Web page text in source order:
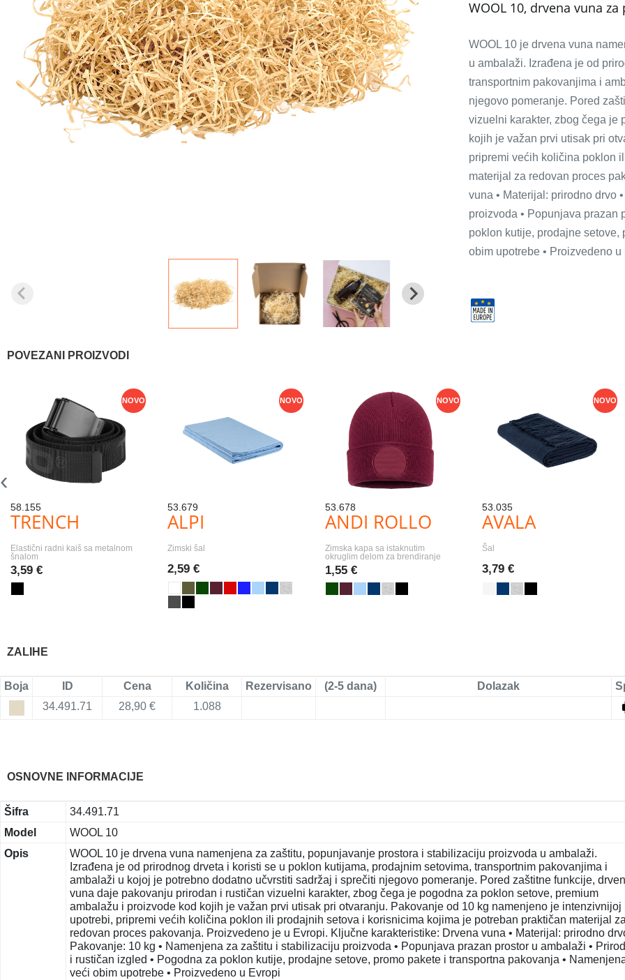
WOOL 10, drvena vuna
WOOL 10 je drvena vuna
u ambalaži. Izrađena je od
transportnim pakovanjima i
njegovo pomeranje. Pored
vizuelni karakter, zbog čega je
kojih je važan prvi utisak pri
pripremi većih količina poklon
materijal za redovan proces
vuna • Materijal: prirodno drvo
proizvoda • Popunjava prazan
poklon kutije, prodajne setove,
obim upotrebe • Proizvedeno u
POVEZANI PROIZVODI
NOVO
58.155
TRENCH
Elastični radni kaiš sa metalnom
šnalom
3,59 €
NOVO
53.679
ALPI
Zimski šal
2,59 €
NOVO
53.678
ANDI ROLLO
Zimska kapa sa istaknutim
okruglim delom za brendiranje
1,55 €
NOVO
53.035
AVALA
Šal
3,79 €
‹
ZALIHE
Boja ID Cena Količina Rezervisano (2-5 dana) Dolazak
34.491.71
28,90 € 1.088
OSNOVNE INFORMACIJE
Šifra
34.491.71
Model
WOOL 10
Opis
WOOL 10 je drvena vuna namenjena za zaštitu, popunjavanje prostora i stabilizaciju proizvoda u ambalaži.
Izrađena je od prirodnog drveta i koristi se u poklon kutijama, prodajnim setovima, transportnim pakovanjima i
ambalaži u kojoj je potrebno dodatno učvrstiti sadržaj i sprečiti njegovo pomeranje. Pored zaštitne funkcije,
vuna daje pakovanju prirodan i rustičan vizuelni karakter, zbog čega je pogodna za poklon setove, premium
ambalažu i proizvode kod kojih je važan prvi utisak pri otvaranju. Pakovanje od 10 kg namenjeno je intenzivnijoj
upotrebi, pripremi većih količina poklon ili prodajnih setova i korisnicima kojima je potreban praktičan materijal
redovan proces pakovanja. Proizvedeno je u Evropi. Ključne karakteristike: Drvena vuna • Materijal: prirodno
Pakovanje: 10 kg • Namenjena za zaštitu i stabilizaciju proizvoda • Popunjava prazan prostor u ambalaži •
i rustičan izgled • Pogodna za poklon kutije, prodajne setove, promo pakete i transportna pakovanja •
veći obim upotrebe • Proizvedeno u Evropi